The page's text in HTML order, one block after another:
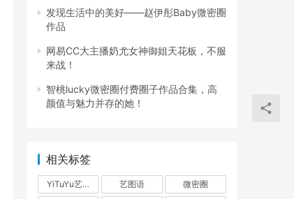
发现生活中的美好——赵伊彤Baby微密圈
作品
网易CC大主播奶尤女神御姐天花板，不服
来战！
智桃lucky微密圈付费圈子作品合集，高
颜值与魅力并存的她！
相关标签
YiTuYu艺图语 艺图语
微密圈